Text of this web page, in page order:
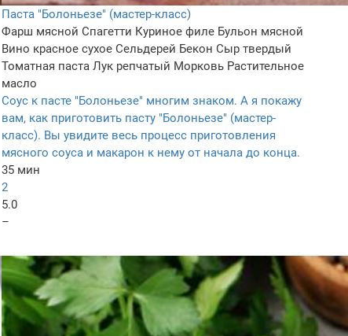
Паста "Болоньезе" (мастер-класс)
Фарш мясной Спагетти Куриное филе Бульон мясной
Вино красное сухое Сельдерей Бекон Сыр твердый
Томатная паста Лук репчатый Морковь Растительное
масло
Соус к пасте "Болоньезе" многим знаком. А я покажу
вам, как приготовить пасту "Болоньезе" (мастер-
класс). Вы увидите весь процесс приготовления
мясного соуса и макарон к нему от начала до конца.
35 мин
2
5.0
–